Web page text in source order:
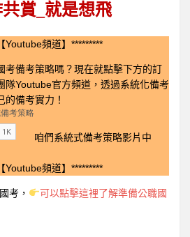
賞 就是想飛
Youtube頻道】*********
考備考策略嗎？現在就點擊下方的訂
隊Youtube官方頻道，透過系統化備考
的備考實力！
咱們系統式備考策略影片中
Youtube頻道】*********
考，
可以點擊這裡了解準備公職國